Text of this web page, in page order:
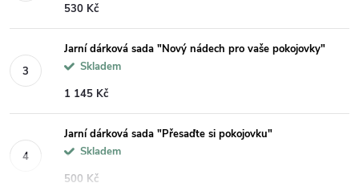
530 Kč
Jarní dárková sada "Nový nádech pro vaše pokojovky"
Skladem
1 145 Kč
Jarní dárková sada "Přesaďte si pokojovku"
Skladem
500 Kč